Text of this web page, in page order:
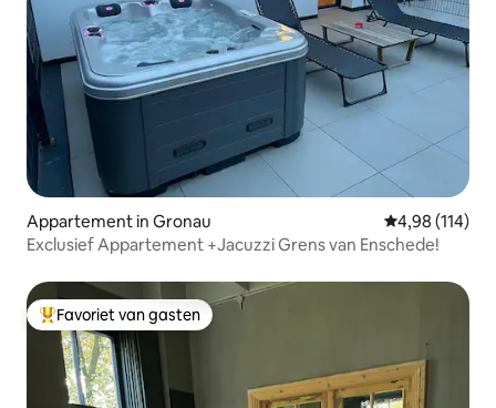
Appartement in Gronau Gemiddelde
4,98 (114)
Exclusief Appartement +Jacuzzi Grens van Enschede!
Topfavoriet van gasten
Favoriet van gasten